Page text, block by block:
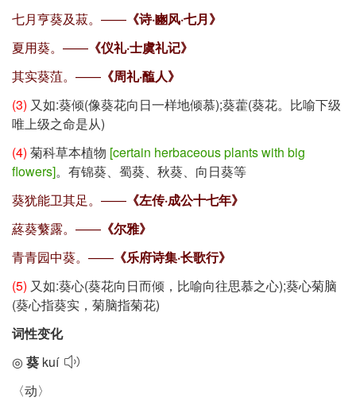
七月亨葵及菽。—— 《诗·豳风·七月》
夏用葵。—— 《仪礼·士虞礼记》
其实葵菹。—— 《周礼·醢人》
(3) 又如:葵倾(像葵花向日一样地倾慕);葵藿(葵花。比喻下级
唯上级之命是从)
(4) 菊科草本植物 [certain herbaceous plants with big
flowers]。有锦葵、蜀葵、秋葵、向日葵等
葵犹能卫其足。—— 《左传·成公十七年》
蔠葵蘩露。—— 《尔雅》
青青园中葵。—— 《乐府诗集·长歌行》
(5) 又如:葵心(葵花向日而倾，比喻向往思慕之心);葵心菊脑
(葵心指葵实，菊脑指菊花)
词性变化
◎ 葵 kuí
〈动〉